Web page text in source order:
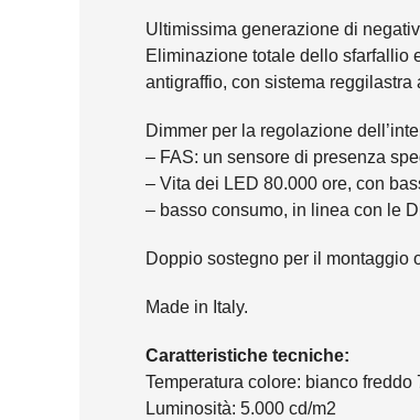
Ultimissima generazione di
Eliminazione totale dello sfarfallio
antigraffio, con sistema reggilastra
Dimmer per la regolazione
– FAS: un sensore di presenza
– Vita dei LED 80.000 ore, con
– basso consumo, in linea con le
Doppio sostegno per il montaggio
Made in Italy.
Caratteristiche tecniche:
Temperatura colore: bianco freddo
Luminosità: 5.000 cd/m2